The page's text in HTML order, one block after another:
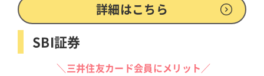
詳細はこちら
SBI証券
＼三井住友カード会員にメリット／